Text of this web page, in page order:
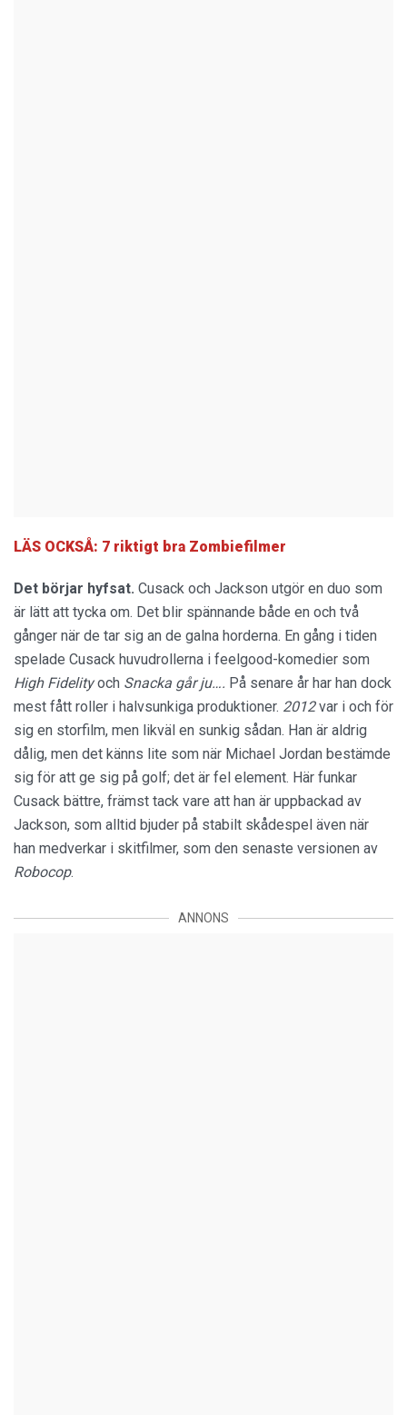
LÄS OCKSÅ: 7 riktigt bra Zombiefilmer
Det börjar hyfsat. Cusack och Jackson utgör en duo som
är lätt att tycka om. Det blir spännande både en och två
gånger när de tar sig an de galna horderna. En gång i tiden
spelade Cusack huvudrollerna i feelgood-komedier som
High Fidelityoch Snacka går ju…. På senare år har han dock
mest fått roller i halvsunkiga produktioner. 2012var i och för
sig en storfilm, men likväl en sunkig sådan. Han är aldrig
dålig, men det känns lite som när Michael Jordan bestämde
sig för att ge sig på golf; det är fel element. Här funkar
Cusack bättre, främst tack vare att han är uppbackad av
Jackson, som alltid bjuder på stabilt skådespel även när
han medverkar i skitfilmer, som den senaste versionen av
Robocop.
ANNONS